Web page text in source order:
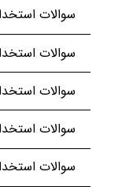
سوالات
سوالات
سوالات
سوالات
سوالات